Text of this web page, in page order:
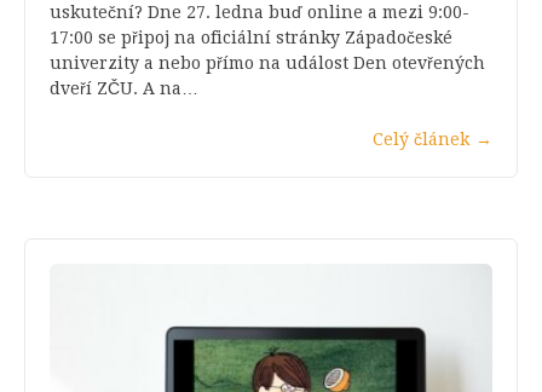
uskuteční? Dne 27. ledna buď online a mezi 9:00-
17:00 se připoj na oficiální stránky Západočeské
univerzity a nebo přímo na událost Den otevřených
dveří ZČU. A na…
Celý článek →